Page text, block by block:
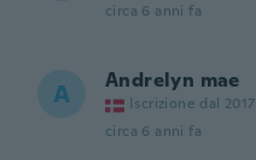
circa 6 anni fa
A Andrelyn mae
Iscrizione dal 2017
circa 6 anni fa